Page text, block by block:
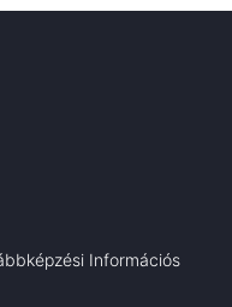
Információs